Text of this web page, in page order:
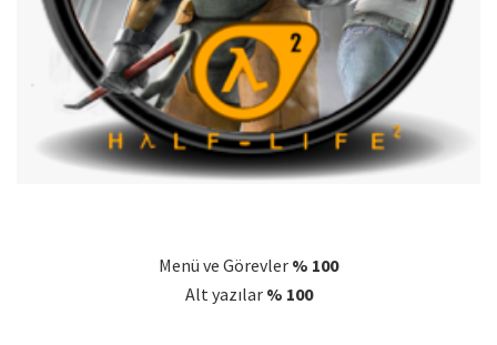
Menü ve Görevler % 100
Alt yazılar % 100